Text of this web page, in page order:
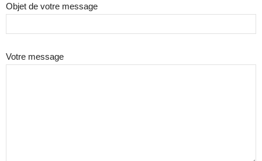
Objet de votre message
Votre message